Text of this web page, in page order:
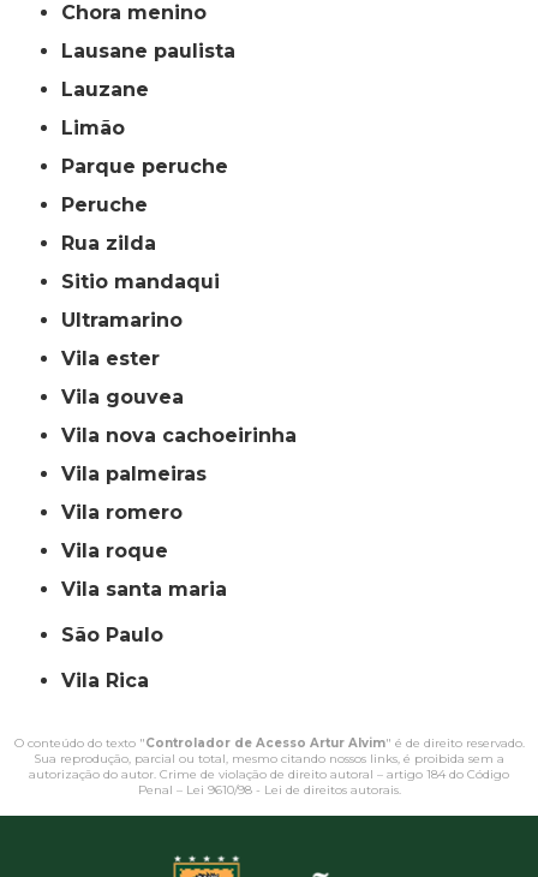
chora menino
lausane paulista
lauzane
limão
parque peruche
peruche
rua zilda
sitio mandaqui
ultramarino
vila ester
vila gouvea
vila nova cachoeirinha
vila palmeiras
vila romero
vila roque
vila santa maria
São Paulo
Vila Rica
O conteúdo do texto "Controlador de Acesso Artur Alvim" é de direito reservado.
Sua reprodução, parcial ou total, mesmo citando nossos links, é proibida sem a
autorização do autor. Crime de violação de direito autoral – artigo 184 do Código
Penal – Lei 9610/98 - Lei de direitos autorais.